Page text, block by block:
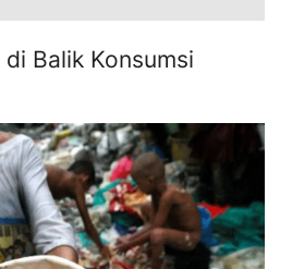
Balik Konsumsi